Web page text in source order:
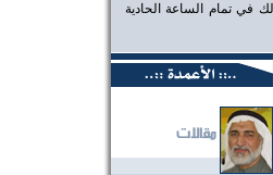
تمام الساعة الحادية